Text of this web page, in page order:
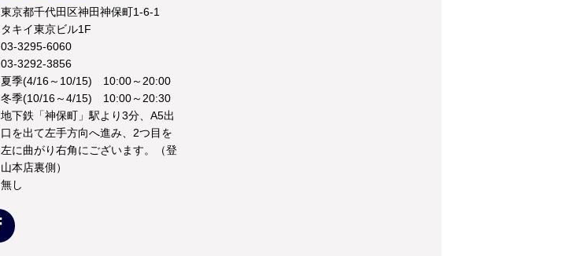
東京都千代田区神田神保町1-6-1
タキイ東京ビル1F
03-3295-6060
03-3292-3856
夏季(4/16～10/15) 10:00～20:00
冬季(10/16～4/15) 10:00～20:30
地下鉄「神保町」駅より3分、A5出
口を出て左手方向へ進み、2つ目を
左に曲がり右角にございます。（登
山本店裏側）
無し